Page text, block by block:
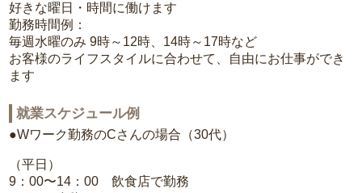
好きな曜日・時間に働けます
勤務時間例：
毎週水曜のみ 9時～12時、14時～17時など
お客様のライフスタイルに合わせて、自由にお仕事ができ
ます
就業スケジュール例
●Wワーク勤務のCさんの場合（30代）
（平日）
9：00〜14：00 飲食店で勤務